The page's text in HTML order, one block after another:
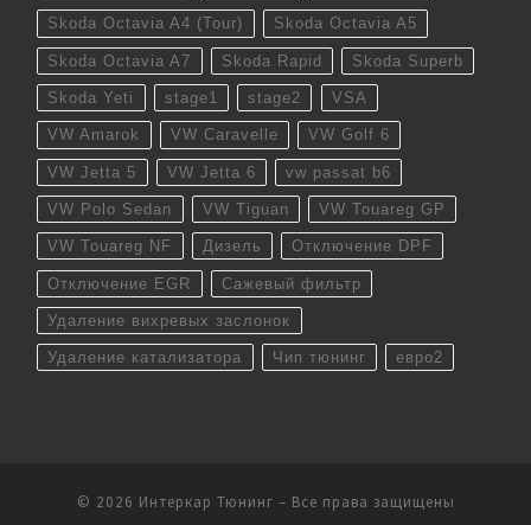
Skoda Octavia A4 (Tour) Skoda Octavia A5
Skoda Octavia A7 Skoda Rapid Skoda Superb
Skoda Yeti stage1 stage2 VSA
VW Amarok VW Caravelle VW Golf 6
VW Jetta 5 VW Jetta 6 vw passat b6
VW Polo Sedan VW Tiguan VW Touareg GP
VW Touareg NF Дизель Отключение DPF
Отключение EGR Сажевый фильтр
Удаление вихревых заслонок
Удаление катализатора Чип тюнинг евро2
© 2026 Интеркар Тюнинг – Все права защищены